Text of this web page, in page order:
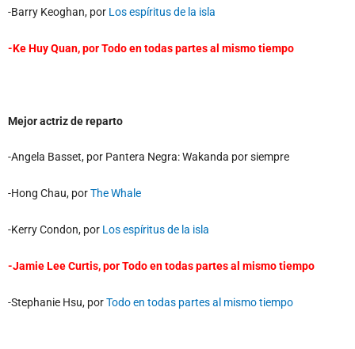
-Barry Keoghan, por Los espíritus de la isla
-Ke Huy Quan, porTodo en todas partes al mismo tiempo
Mejor actriz de reparto
-Angela Basset, por Pantera Negra: Wakanda por siempre
-Hong Chau, porThe Whale
-Kerry Condon, por Los espíritus de la isla
-Jamie Lee Curtis, porTodo en todas partes al mismo tiempo
-Stephanie Hsu, porTodo en todas partes al mismo tiempo